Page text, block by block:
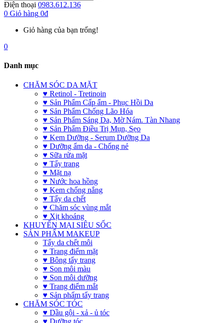
Điện thoại 0983.612.136
0 Giỏ hàng 0đ
Giỏ hàng của bạn trống!
0
Danh mục
CHĂM SÓC DA MẶT
♥ Retinol - Tretinoin
♥ Sản Phẩm Cấp ẩm - Phục Hồi Da
♥ Sản Phẩm Chống Lão Hóa
♥ Sản Phẩm Sáng Da, Mờ Nám. Tàn Nhang
♥ Sản Phẩm Điều Trị Mụn, Sẹo
♥ Kem Dưỡng - Serum Dưỡng Da
♥ Dưỡng ẩm da - Chống nẻ
♥ Sữa rửa mặt
♥ Tẩy trang
♥ Mặt nạ
♥ Nước hoa hồng
♥ Kem chống nắng
♥ Tẩy da chết
♥ Chăm sóc vùng mắt
♥ Xịt khoáng
KHUYẾN MẠI SIÊU SỐC
SẢN PHẨM MAKEUP
Tẩy da chết môi
♥ Trang điểm mặt
♥ Bông tẩy trang
♥ Son môi màu
♥ Son môi dưỡng
♥ Trang điểm mắt
♥ Sản phẩm tẩy trang
CHĂM SÓC TÓC
♥ Dầu gội - xả - ủ tóc
♥ Dưỡng tóc